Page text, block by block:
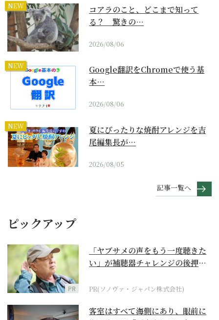
NEW
コアラのこと、どこまで知って
る？ 驚きの…
2026/08/06
NEW
Google翻訳をChromeで使う基
本…
2026/08/06
NEW
夏にぴったりな焼酎アレンジを吉
尾編集長が…
2026/08/05
記事一覧へ
ピックアップ
PR
「ヤブサメの声をもう一度聴きた
い」が補聴器チャレンジの後押し
PR(ソノヴァ・ジャパン株式会社)
客室はすべて海側にあり、眼前に